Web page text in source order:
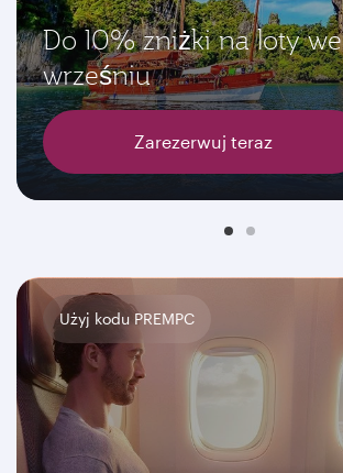
Do 10% zniżki na loty we
wrześniu
Zarezerwuj teraz
Użyj kodu PREMPC